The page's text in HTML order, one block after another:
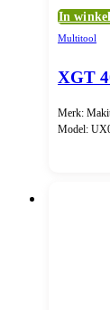
In
Multitool
XGT
Merk:
Model: